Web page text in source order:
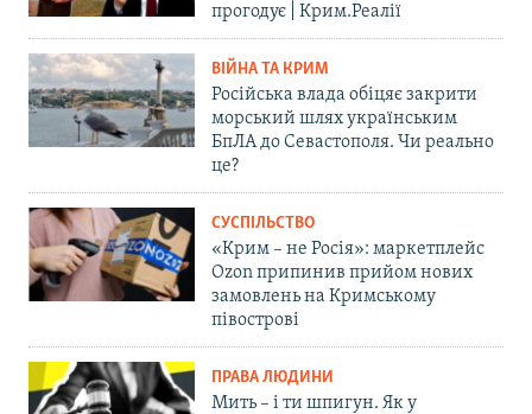
прогодує | Крим.Реалії
ВІЙНА ТА КРИМ
Російська влада обіцяє закрити
морський шлях українським
БпЛА до Севастополя. Чи реально
це?
СУСПІЛЬСТВО
«Крим – не Росія»: маркетплейс
Ozon припинив прийом нових
замовлень на Кримському
півострові
ПРАВА ЛЮДИНИ
Мить – і ти шпигун. Як у